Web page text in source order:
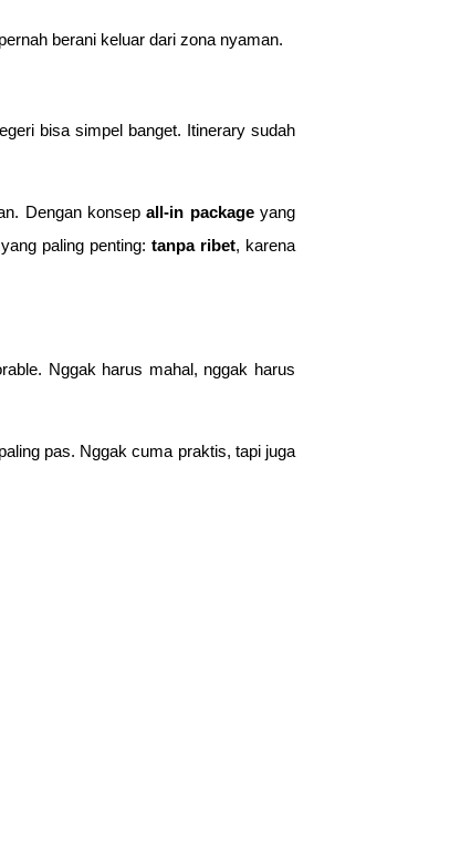
berani keluar dari zona nyaman.
bisa simpel banget. Itinerary sudah
Dengan konsepall-in packageyang
paling penting:tanpa ribet, karena
Nggak harus mahal, nggak harus
pas. Nggak cuma praktis, tapi juga